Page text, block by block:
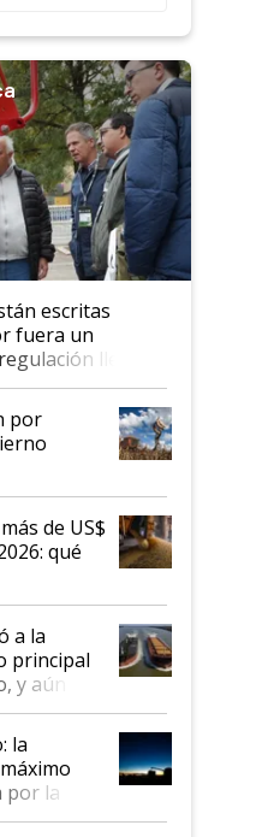
escritas
fuera un
llegó
y hasta se
al IPCVA
por
de US$
qué
a la
principal
aún así
de cada
el
la
por la